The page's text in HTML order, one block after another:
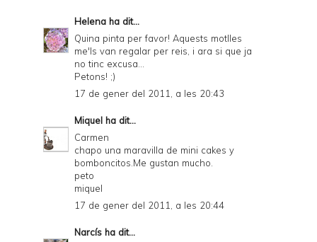
Helena ha dit...
Quina pinta per favor! Aquests motlles
me'ls van regalar per reis, i ara si que ja
no tinc excusa...
Petons! ;)
17 de gener del 2011, a les 20:43
Miquel ha dit...
Carmen
chapo una maravilla de mini cakes y
bomboncitos.Me gustan mucho.
peto
miquel
17 de gener del 2011, a les 20:44
Narcís ha dit...